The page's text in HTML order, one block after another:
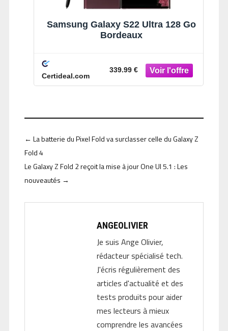
Samsung Galaxy S22 Ultra 128 Go
Bordeaux
Certideal.com
339.99 €
← La batterie du Pixel Fold va surclasser celle du Galaxy Z
Fold 4
Le Galaxy Z Fold 2 reçoit la mise à jour One UI 5.1 : Les
nouveautés →
ANGEOLIVIER
Je suis Ange Olivier,
rédacteur spécialisé tech.
J'écris régulièrement des
articles d'actualité et des
tests produits pour aider
mes lecteurs à mieux
comprendre les avancées